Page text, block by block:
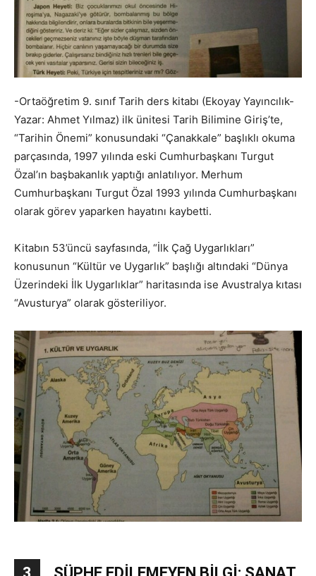
-Ortaöğretim 9. sınıf Tarih ders kitabı (Ekoyay Yayıncılık-
Yazar: Ahmet Yılmaz) ilk ünitesi Tarih Bilimine Giriş’te,
“Tarihin Önemi” konusundaki “Çanakkale” başlıklı okuma
parçasında, 1997 yılında eski Cumhurbaşkanı Turgut
Özal’ın başbakanlık yaptığı anlatılıyor. Merhum
Cumhurbaşkanı Turgut Özal 1993 yılında Cumhurbaşkanı
olarak görev yaparken hayatını kaybetti.
Kitabın 53’üncü sayfasında, “İlk Çağ Uygarlıkları”
konusunun “Kültür ve Uygarlık” başlığı altındaki “Dünya
Üzerindeki İlk Uygarlıklar” haritasında ise Avustralya kıtası
“Avusturya” olarak gösteriliyor.